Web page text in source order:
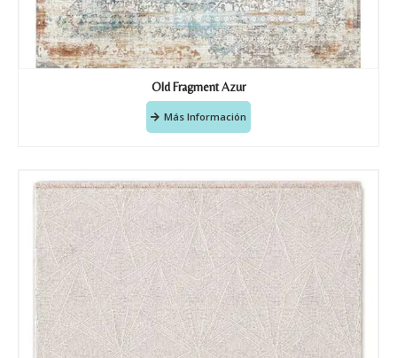
Old Fragment Azur
Más Información